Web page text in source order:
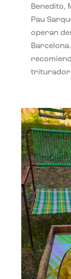
Benedito,
Pau
operan